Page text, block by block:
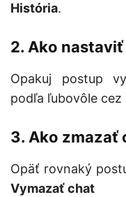
História.
2. Ako
Opakuj postup
podľa ľubovôle cez
3. Ako zmazať
Opäť rovnaký
Vymazať chat